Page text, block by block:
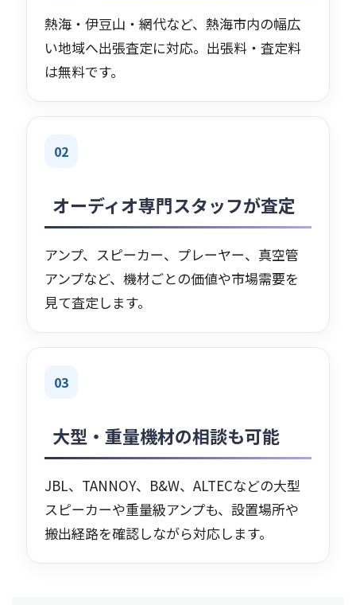
熱海・伊豆山・網代など、熱海市内の幅広
い地域へ出張査定に対応。出張料・査定料
は無料です。
02
オーディオ専門スタッフが査定
アンプ、スピーカー、プレーヤー、真空管
アンプなど、機材ごとの価値や市場需要を
見て査定します。
03
大型・重量機材の相談も可能
JBL、TANNOY、B&W、ALTECなどの大型
スピーカーや重量級アンプも、設置場所や
搬出経路を確認しながら対応します。